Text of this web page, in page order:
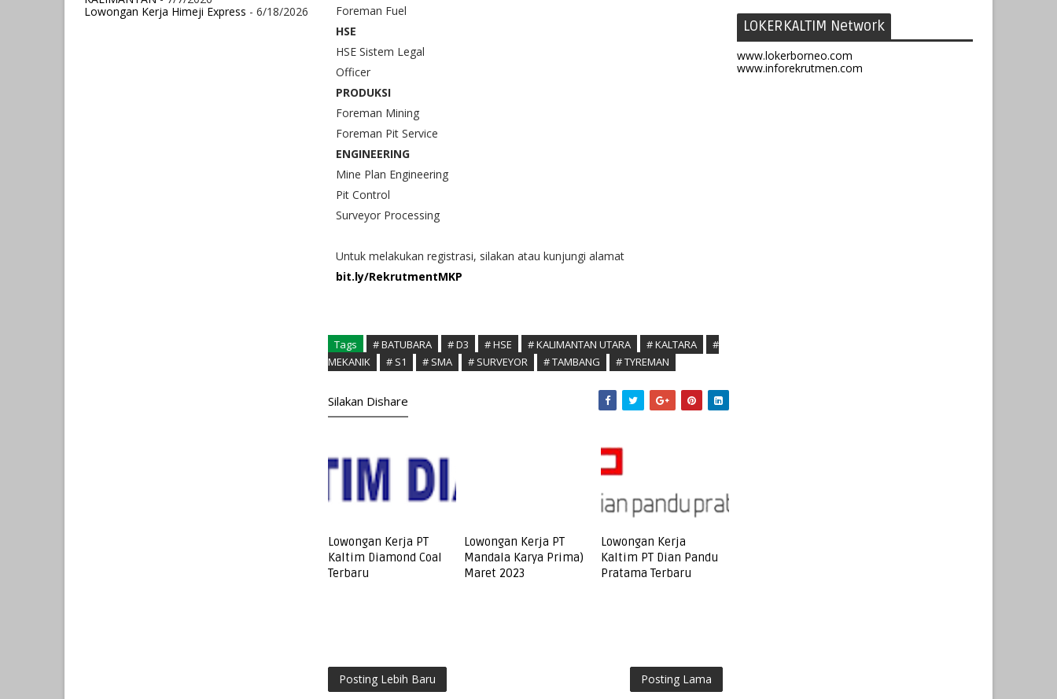
Lowongan Kerja Himeji Express - 6/18/2026
Foreman Fuel
HSE
HSE Sistem Legal
Officer
PRODUKSI
Foreman Mining
Foreman Pit Service
ENGINEERING
Mine Plan Engineering
Pit Control
Surveyor Processing
Untuk melakukan registrasi, silakan atau kunjungi alamat
bit.ly/RekrutmentMKP
Tags # BATUBARA # D3 # HSE # KALIMANTAN UTARA # KALTARA
#
MEKANIK
# S1 # SMA # SURVEYOR # TAMBANG # TYREMAN
Silakan Dishare
Lowongan Kerja PT
Kaltim Diamond Coal
Terbaru
Lowongan Kerja PT
Mandala Karya Prima)
Maret 2023
Lowongan Kerja
Kaltim PT Dian Pandu
Pratama Terbaru
Posting Lebih Baru Posting Lama
LOKERKALTIM Network
www.lokerborneo.com
www.inforekrutmen.com